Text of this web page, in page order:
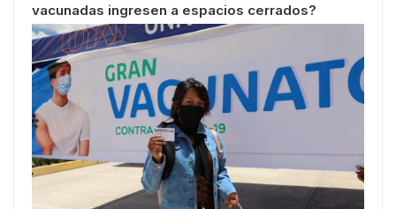
vacunadas ingresen a espacios cerrados?